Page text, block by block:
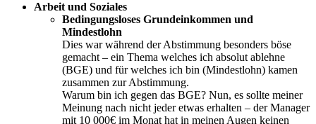
Arbeit und Soziales
Bedingungsloses Grundeinkommen und
Mindestlohn
Dies war während der Abstimmung besonders böse
gemacht – ein Thema welches ich absolut ablehne
(BGE) und für welches ich bin (Mindestlohn) kamen
zusammen zur Abstimmung.
Warum bin ich gegen das BGE? Nun, es sollte meiner
Meinung nach nicht jeder etwas erhalten – der Manager
mit 10 000€ im Monat hat in meinen Augen keinen